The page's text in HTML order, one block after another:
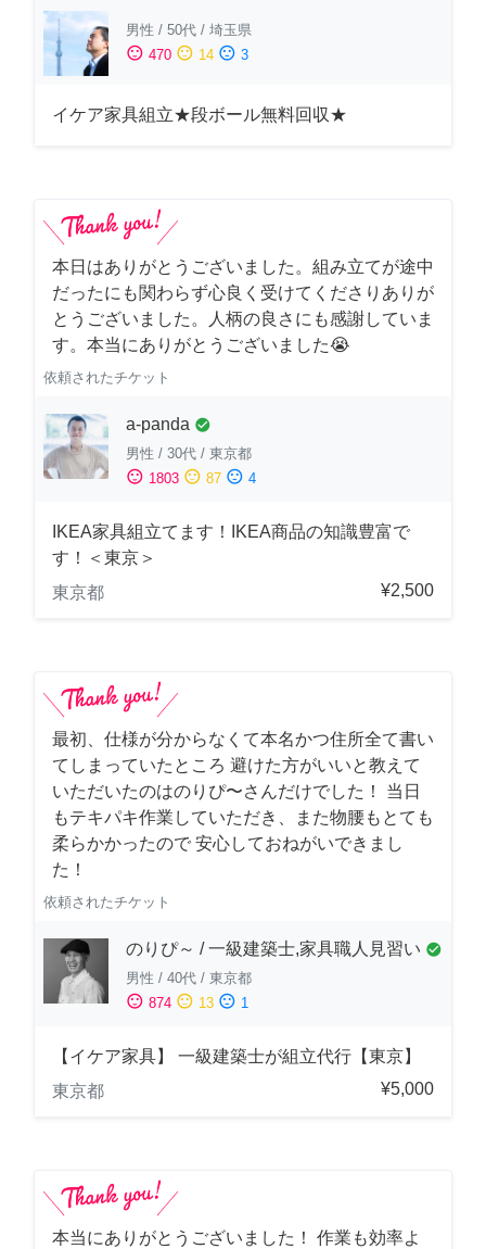
男性 / 50代 / 埼玉県
sentiment_satisfied 470 sentiment_neutral 14 sentiment_dissatisfied 3
イケア家具組立★段ボール無料回収★
本日はありがとうございました。組み立てが途中
だったにも関わらず心良く受けてくださりありが
とうございました。人柄の良さにも感謝していま
す。本当にありがとうございました😭
依頼されたチケット
a-panda check_circle
男性 / 30代 / 東京都
sentiment_satisfied 1803 sentiment_neutral 87 sentiment_dissatisfied 4
IKEA家具組立てます！IKEA商品の知識豊富で
す！＜東京＞
東京都
¥2,500
最初、仕様が分からなくて本名かつ住所全て書い
てしまっていたところ 避けた方がいいと教えて
いただいたのはのりぴ〜さんだけでした！ 当日
もテキパキ作業していただき、また物腰もとても
柔らかかったので 安心しておねがいできまし
た！
依頼されたチケット
のりぴ～ / 一級建築士,家具職人見習い check_circle
男性 / 40代 / 東京都
sentiment_satisfied 874 sentiment_neutral 13 sentiment_dissatisfied 1
【イケア家具】 一級建築士が組立代行【東京】
東京都
¥5,000
本当にありがとうございました！ 作業も効率よ